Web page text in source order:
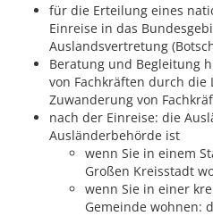
für die Erteilung eines
Einreise in das
Auslandsvertretung
Beratung und Begleitung
von Fachkräften durch
Zuwanderung von
nach der Einreise: die
Ausländerbehörde ist
wenn Sie in einem
Großen Kreisstadt
wenn Sie in einer
Gemeinde wohnen: